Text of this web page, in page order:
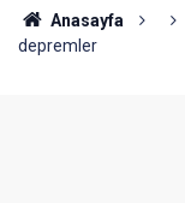
Anasayfa
depremler